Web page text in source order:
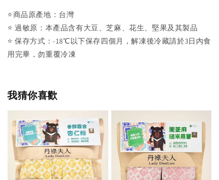
⭐商品原產地：台灣
⭐ 過敏原：本產品含有大豆、芝麻、花生、堅果及其製品
⭐ 保存方式：-18℃以下保存四個月，解凍後冷藏請於3日內食
用完畢，勿重覆冷凍
我猜你喜歡